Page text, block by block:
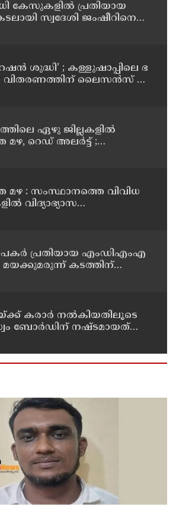
കേസുകളിൽ പ്രതിയായ
സ്വദേശി ജംഷീറിനെ
ശു​ദ്ധി’ ; ക​ള്ളു​ഷാ​പ്പി​ലെ ഭ​
ലൈ​സ​ൻ​സ് നി​
ഏഴു ജില്ലകളിൽ
മഴ, റെഡ് അലർട്ട് ;
മഴ : സംസ്ഥാനത്തെ വിവിധ
വിദ്യാഭ്യാസ
പ്രതിയായ എംഡിഎംഎ
കടത്തിന്
കരാര്‍ നല്‍കിയതിലൂടെ
ബോര്‍ഡിന് നഷ്ടമായത്